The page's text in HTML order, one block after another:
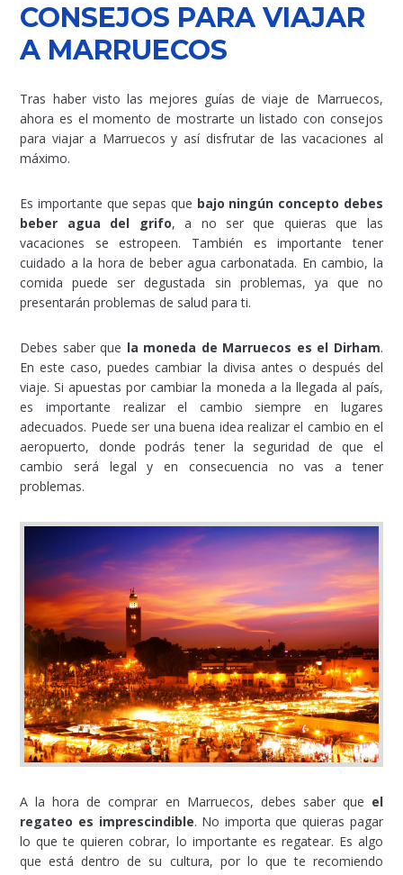
CONSEJOS PARA VIAJAR
A MARRUECOS
Tras haber visto las mejores guías de viaje de Marruecos,
ahora es el momento de mostrarte un listado con consejos
para viajar a Marruecos y así disfrutar de las vacaciones al
máximo.
Es importante que sepas que bajo ningún concepto debes
beber agua del grifo, a no ser que quieras que las
vacaciones se estropeen. También es importante tener
cuidado a la hora de beber agua carbonatada. En cambio, la
comida puede ser degustada sin problemas, ya que no
presentarán problemas de salud para ti.
Debes saber que la moneda de Marruecos es el Dirham.
En este caso, puedes cambiar la divisa antes o después del
viaje. Si apuestas por cambiar la moneda a la llegada al país,
es importante realizar el cambio siempre en lugares
adecuados. Puede ser una buena idea realizar el cambio en el
aeropuerto, donde podrás tener la seguridad de que el
cambio será legal y en consecuencia no vas a tener
problemas.
A la hora de comprar en Marruecos, debes saber que el
regateo es imprescindible. No importa que quieras pagar
lo que te quieren cobrar, lo importante es regatear. Es algo
que está dentro de su cultura, por lo que te recomiendo